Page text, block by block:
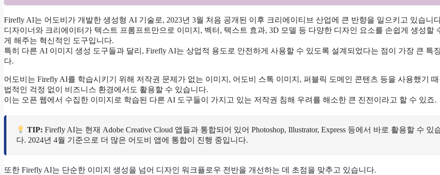
Firefly AI는 어도비가 개발한 생성형 AI 기술로, 2023년 3월 처음 공개된 이후 크리에이티브 산업에 큰 반향을 일으키고 있습니
디자이너와 크리에이터가 텍스트 프롬프트만으로 이미지, 벡터, 텍스트 효과, 3D 모델 등 다양한 디자인 요소를 손쉽게 생성할
게 해주는 혁신적인 도구입니다.
특히 다른 AI 이미지 생성 도구들과 달리, Firefly AI는 상업적 용도로 안전하게 사용할 수 있도록 설계되었다는 점이 가장 큰 특
다.
어도비는 Firefly AI를 학습시키기 위해 저작권 문제가 없는 이미지, 어도비 스톡 이미지, 퍼블릭 도메인 콘텐츠 등을 사용했기 때
법적인 걱정 없이 비즈니스 환경에서도 활용할 수 있습니다.
이는 오픈 웹에서 수집한 이미지로 학습된 다른 AI 도구들이 가지고 있는 저작권 침해 우려를 해소한 큰 진전이라고 할 수 있죠.
TIP: Firefly AI는 현재 Adobe Creative Cloud 앱들과 통합되어 있어 Photoshop, Illustrator, Express 등에서 바로 활용할 수 있
다. 2024년 4월 기준으로 더 많은 어도비 앱에 통합이 진행 중입니다.
또한 Firefly AI는 단순한 이미지 생성을 넘어 디자인 워크플로우 전반을 개선하는 데 초점을 맞추고 있습니다.